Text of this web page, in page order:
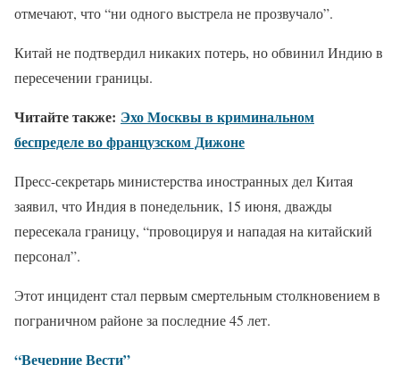
отмечают, что “ни одного выстрела не прозвучало”.
Китай не подтвердил никаких потерь, но обвинил Индию в
пересечении границы.
Читайте также: Эхо Москвы в криминальном
беспределе во французском Дижоне
Пресс-секретарь министерства иностранных дел Китая
заявил, что Индия в понедельник, 15 июня, дважды
пересекала границу, “провоцируя и нападая на китайский
персонал”.
Этот инцидент стал первым смертельным столкновением в
пограничном районе за последние 45 лет.
“Вечерние Вести”